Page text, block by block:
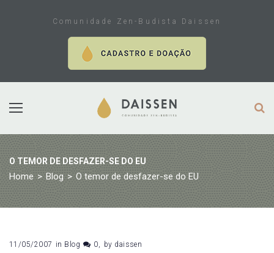
Comunidade Zen-Budista Daissen
O TEMOR DE DESFAZER-SE DO EU
Home > Blog > O temor de desfazer-se do EU
11/05/2007 in Blog 0 by daissen